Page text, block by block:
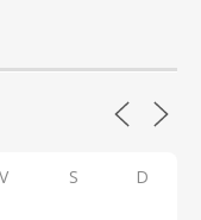
V S D